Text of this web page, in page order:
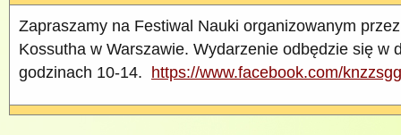
Zapraszamy na Festiwal Nauki organizowanym
Kossutha w Warszawie. Wydarzenie odbędzie się w
godzinach 10-14. https://www.facebook.com/